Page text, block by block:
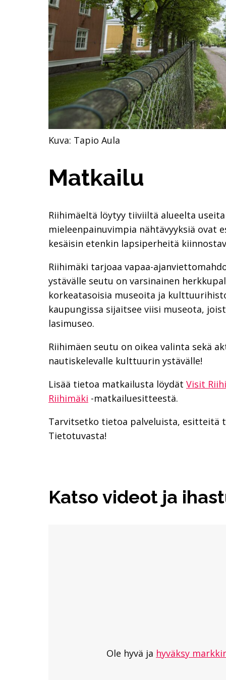
Kuva: Tapio Aula
Matkailu
Riihimäeltä löytyy tiiviiltä alueelta
mieleenpainuvimpia nähtävyyksiä
kesäisin etenkin lapsiperheitä
Riihimäki tarjoaa vapaa-
ystävälle seutu on varsinainen
korkeatasoisia museoita ja
kaupungissa sijaitsee viisi museota,
lasimuseo.
Riihimäen seutu on oikea valinta sekä
nautiskelevalle kulttuurin ystävälle!
Lisää tietoa matkailusta löydät Visit
Riihimäki -matkailuesitteestä.
Tarvitsetko tietoa palveluista, esitteitä
Tietotuvasta!
Katso videot ja
Ole hyvä ja hyväksy